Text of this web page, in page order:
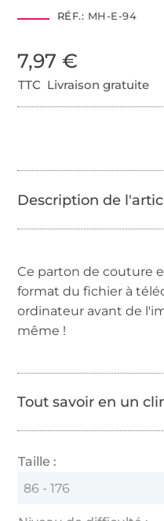
RÉF.: MH-E-94
7,97 €
TTC Livraison gratuite
Ce parton de couture
format du fichier à
ordinateur avant de
même !
Tout savoir en un
Taille :
86 - 176